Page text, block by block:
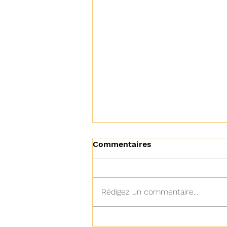
Commentaires
Rédigez un commentaire...